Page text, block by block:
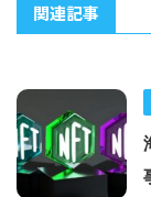
関連記事